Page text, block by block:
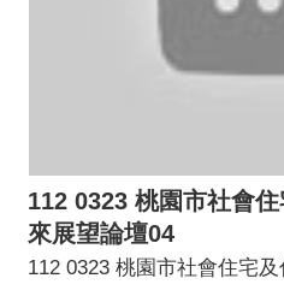
112 0323 桃園市社會
來展望論壇04
112 0323 桃園市社會住宅